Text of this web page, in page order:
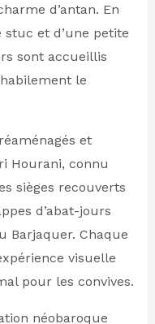
d’antan. En
et d’une petite
sont accueillis
le
et
Hourani, connu
sièges recouverts
d’abat-jours
Barjaquer. Chaque
visuelle
pour les convives.
néobaroque